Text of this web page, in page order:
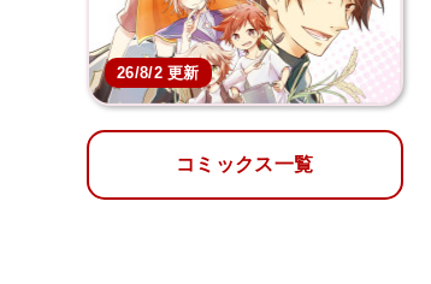
26/8/2 更新
コミックス一覧